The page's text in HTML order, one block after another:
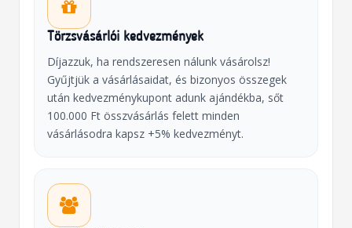
Törzsvásárlói kedvezmények
Díjazzuk, ha rendszeresen nálunk vásárolsz!
Gyűjtjük a vásárlásaidat, és bizonyos összegek
után kedvezménykupont adunk ajándékba, sőt
100.000 Ft összvásárlás felett minden
vásárlásodra kapsz +5% kedvezményt.